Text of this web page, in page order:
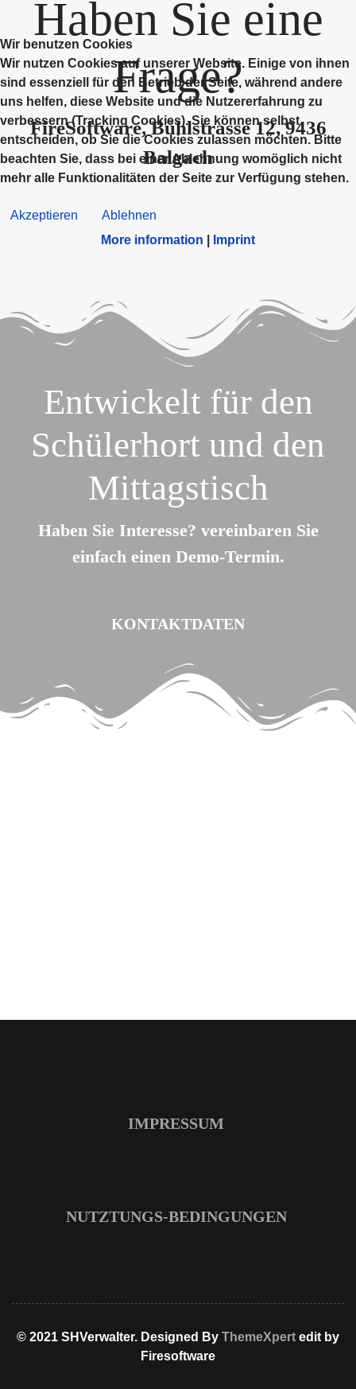
Haben Sie eine
Frage?
FireSoftware, Bühlstrasse 12, 9436
Balgach
Entwickelt für den
Schülerhort und den
Mittagstisch
Haben Sie Interesse? vereinbaren Sie
einfach einen Demo-Termin.
KONTAKTDATEN
IMPRESSUM
NUTZTUNGS-BEDINGUNGEN
© 2021 SHVerwalter. Designed By ThemeXpert edit by
Firesoftware
Wir benutzen Cookies
Wir nutzen Cookies auf unserer Website. Einige von ihnen
sind essenziell für den Betrieb der Seite, während andere
uns helfen, diese Website und die Nutzererfahrung zu
verbessern (Tracking Cookies). Sie können selbst
entscheiden, ob Sie die Cookies zulassen möchten. Bitte
beachten Sie, dass bei einer Ablehnung womöglich nicht
mehr alle Funktionalitäten der Seite zur Verfügung stehen.
Akzeptieren
Ablehnen
More information
Imprint